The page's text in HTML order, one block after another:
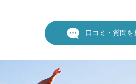
口コミ・質問を